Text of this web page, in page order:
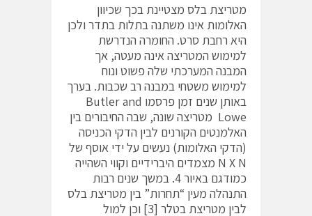
מטריצת בלס מצטיינת בכך שכיוון
האלומות אינו משתנה בתלות בתדר ולכן
היא רחבת סרט. החומרה הנדרשת
למימוש המטריצה אינה מעטה, אך
המבנה המערכתי שלה פשוט ונוח
למימוש משטחי במבנה רב שכבות. בערך
באותן שנים זמן פרסמו Butler and
Lowe מטריצה שונה, שבה החיבורים בין
האלמנטים הקורנים לבין הדקי הכניסה
(הדקי האלומות) נעשים על ידי אוסף של
N X N מצמדים היברידיים וקווי השהייה
כמודגם באיור 4. במשך שנים רבות
התנהלה מעין “תחרות” בין מטריצת בלס
לבין מטריצת בטלר [3] וכן למול